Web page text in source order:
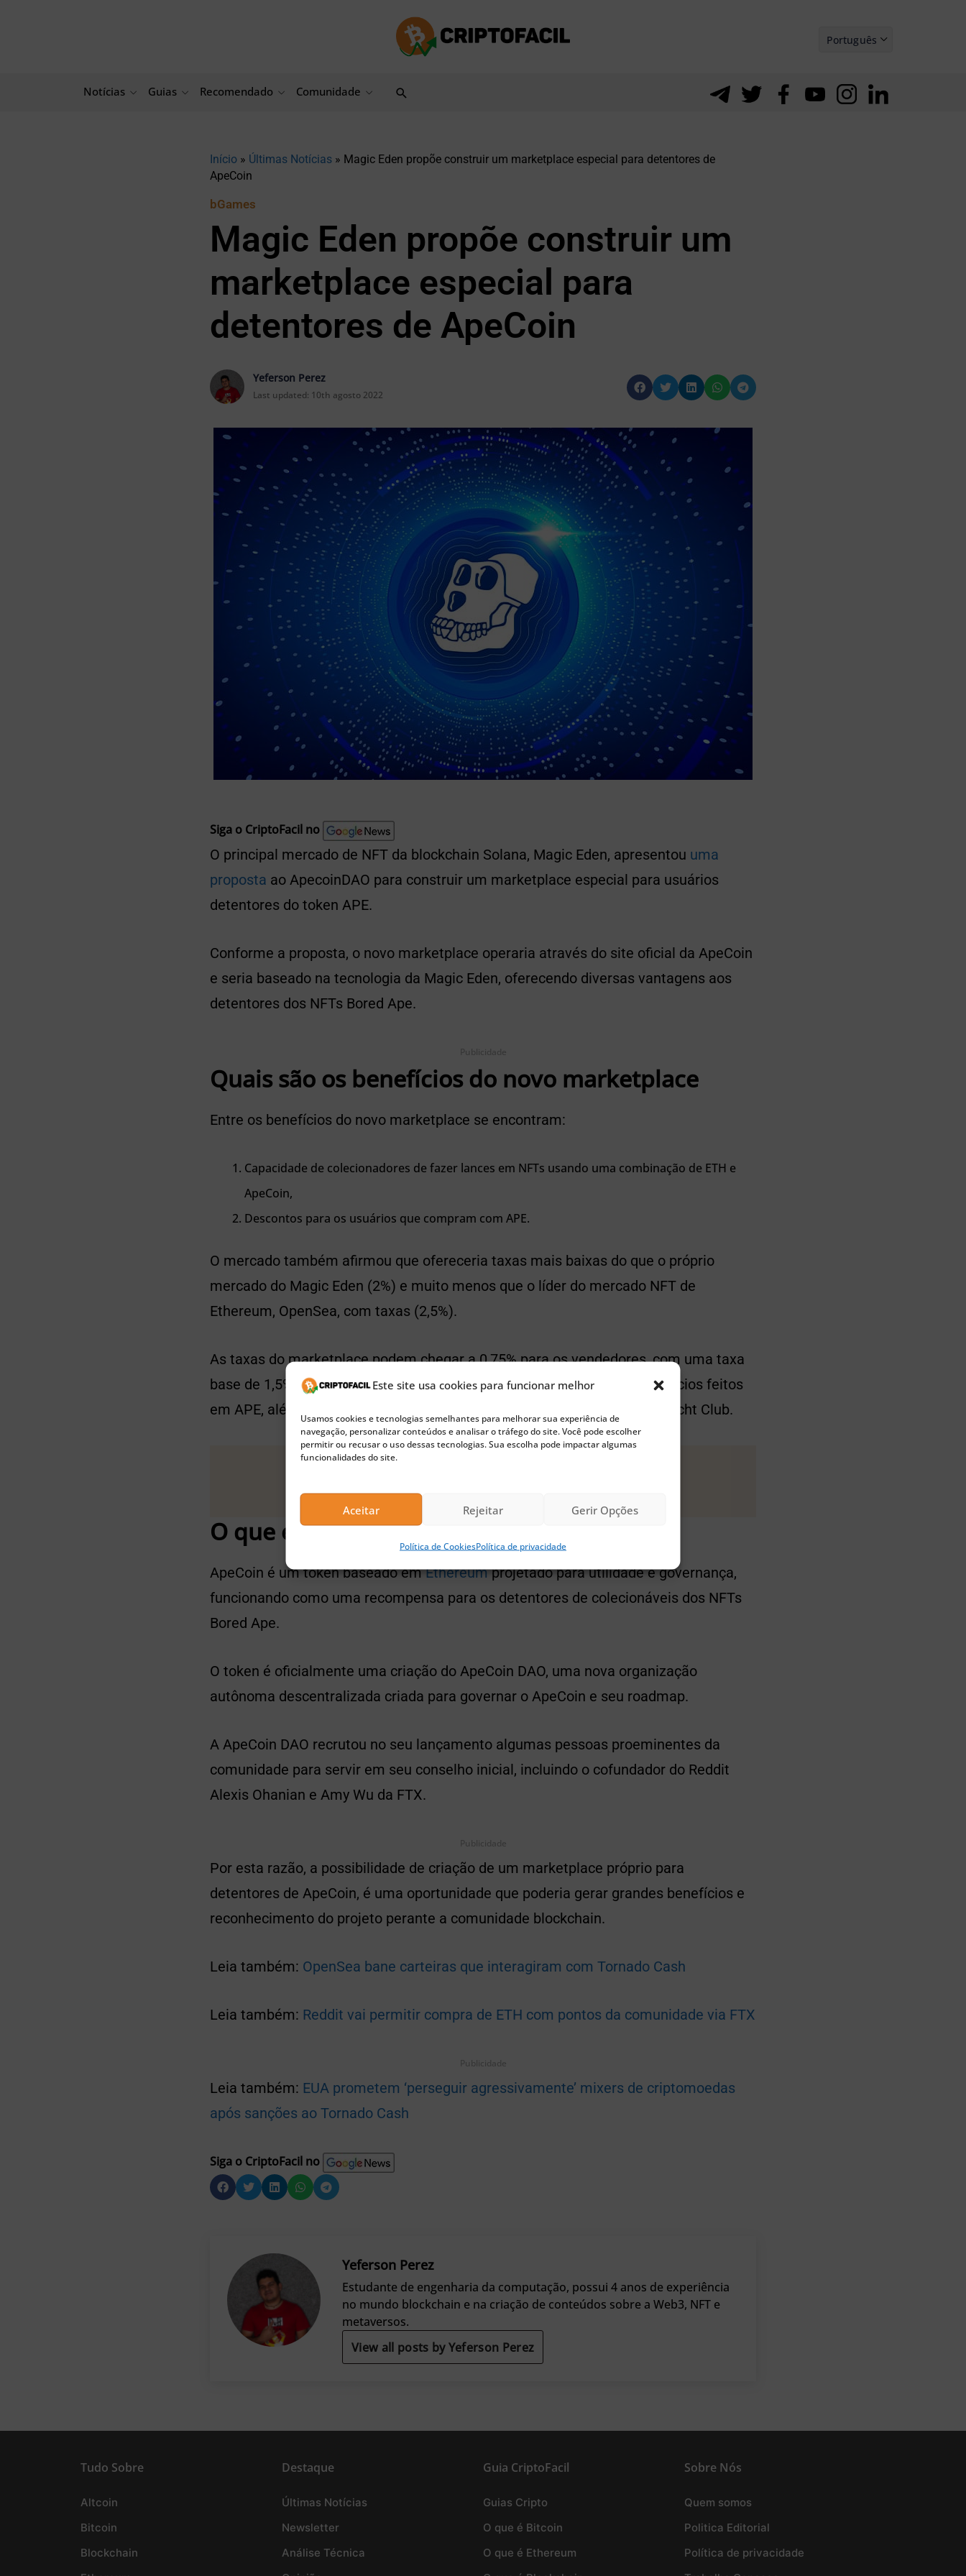
Este site usa cookies para funcionar melhor
Usamos cookies e tecnologias semelhantes para melhorar sua experiência de
navegação, personalizar conteúdos e analisar o tráfego do site. Você pode escolher
permitir ou recusar o uso dessas tecnologias. Sua escolha pode impactar algumas
funcionalidades do site.
Aceitar Rejeitar Gerir Opções
Política de CookiesPolítica de privacidade
Português
Notícias Guias Recomendado Comunidade Pesquisar
Início » Últimas Notícias » Magic Eden propõe construir um marketplace especial para detentores de
ApeCoin
bGames
Magic Eden propõe construir um
marketplace especial para
detentores de ApeCoin
Yeferson Perez
Last updated: 10th agosto 2022
Siga o CriptoFacil no
O principal mercado de NFT da blockchain Solana, Magic Eden, apresentou uma
proposta ao ApecoinDAO para construir um marketplace especial para usuários
detentores do token APE.
Conforme a proposta, o novo marketplace operaria através do site oficial da ApeCoin
e seria baseado na tecnologia da Magic Eden, oferecendo diversas vantagens aos
detentores dos NFTs Bored Ape.
Publicidade
Quais são os benefícios do novo marketplace
Entre os benefícios do novo marketplace se encontram:
Capacidade de colecionadores de fazer lances em NFTs usando uma combinação de ETH e
ApeCoin,
Descontos para os usuários que compram com APE.
O mercado também afirmou que ofereceria taxas mais baixas do que o próprio
mercado do Magic Eden (2%) e muito menos que o líder do mercado NFT de
Ethereum, OpenSea, com taxas (2,5%).
As taxas do marketplace podem chegar a 0,75% para os vendedores, com uma taxa
base de 1,5% que pode ser reduzida com um desconto de 0,5% para negócios feitos
em APE, além de outro desconto de 0,25% para titulares de Bored Ape Yacht Club.
Confira nossas sugestões de Pre-Sales para investir agora
O que é ApeCoin?
ApeCoin é um token baseado emEthereumprojetado para utilidade e governança,
funcionando como uma recompensa para os detentores de colecionáveis ​​dos NFTs
Bored Ape.
O token é oficialmente uma criação do ApeCoin DAO, uma nova organização
autônoma descentralizada criada para governar o ApeCoin e seu roadmap.
A ApeCoin DAO recrutou no seu lançamento algumas pessoas proeminentes da
comunidade para servir em seu conselho inicial, incluindo o cofundador do Reddit
Alexis Ohanian e Amy Wu da FTX.
Publicidade
Por esta razão, a possibilidade de criação de um marketplace próprio para
detentores de ApeCoin, é uma oportunidade que poderia gerar grandes benefícios e
reconhecimento do projeto perante a comunidade blockchain.
Leia também: OpenSea bane carteiras que interagiram com Tornado Cash
Leia também: Reddit vai permitir compra de ETH com pontos da comunidade via FTX
Publicidade
Leia também: EUA prometem ‘perseguir agressivamente’ mixers de criptomoedas
após sanções ao Tornado Cash
Siga o CriptoFacil no
Yeferson Perez
Estudante de engenharia da computação, possui 4 anos de experiência
no mundo blockchain e na criação de conteúdos sobre a Web3, NFT e
metaversos.
View all posts by Yeferson Perez
Tudo Sobre
Altcoin
Bitcoin
Blockchain
Destaque
Últimas Notícias
Newsletter
Análise Técnica
Guia CriptoFacil
Guias Cripto
O que é Bitcoin
O que é Ethereum
Sobre Nós
Quem somos
Politica Editorial
Política de privacidade